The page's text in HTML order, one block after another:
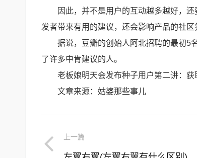
因此，并不是用户的互动越多越好，
发者带来有用的建议，还会影响产品的社区
据说，豆瓣的创始人阿北招聘的最初5
了许多中肯建议的人。
老板娘明天会发布种子用户第二讲：获
文章来源：姑婆那些事儿
上一篇